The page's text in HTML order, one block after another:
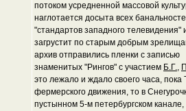
потоком усредненной массовой
наглотается досыта всех
"стандартов западного телевидения"
загрустит по старым добрым
архив отправились пленки с записью
знаменитых "Рингов" с участием Б.Г.,
это лежало и ждало своего часа,
фермерского движения, то в
пустынном 5-м петербургском